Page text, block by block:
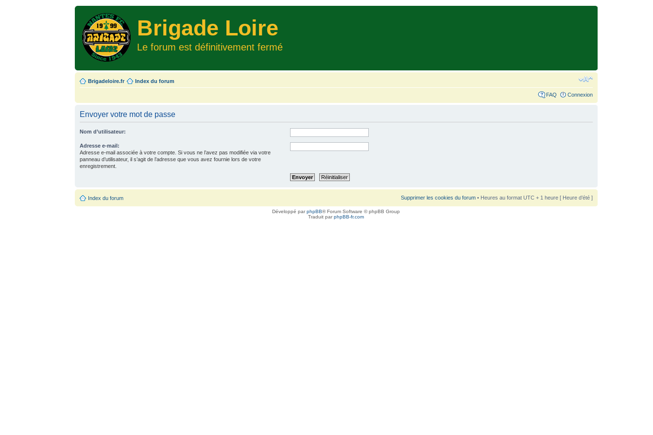
Brigade Loire
Le forum est définitivement fermé
Brigadeloire.fr Index du forum
FAQ Connexion
Envoyer votre mot de passe
Nom d’utilisateur:
Adresse e-mail:
Adresse e-mail associée à votre compte. Si vous ne l’avez pas modifiée via votre
panneau d’utilisateur, il s’agit de l’adresse que vous avez fournie lors de votre
enregistrement.
Index du forum Supprimer les cookies du forum• Heures au format UTC + 1 heure [ Heure d’été ]
Développé parphpBB® Forum Software © phpBB Group
Traduit parphpBB-fr.com